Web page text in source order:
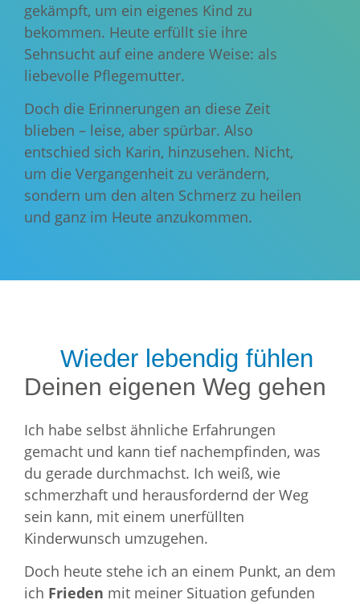
gekämpft, um ein eigenes Kind zu
bekommen. Heute erfüllt sie ihre
Sehnsucht auf eine andere Weise: als
liebevolle Pflegemutter.
Doch die Erinnerungen an diese Zeit
blieben – leise, aber spürbar. Also
entschied sich Karin, hinzusehen. Nicht,
um die Vergangenheit zu verändern,
sondern um den alten Schmerz zu heilen
und ganz im Heute anzukommen.
Wieder lebendig fühlen
Deinen eigenen Weg gehen
Ich habe selbst ähnliche Erfahrungen
gemacht und kann tief nachempfinden, was
du gerade durchmachst. Ich weiß, wie
schmerzhaft und herausfordernd der Weg
sein kann, mit einem unerfüllten
Kinderwunsch umzugehen.
Doch heute stehe ich an einem Punkt, an dem
ich Frieden mit meiner Situation gefunden